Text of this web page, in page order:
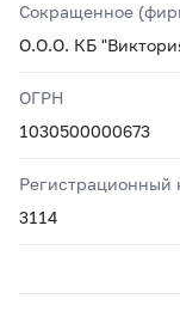
Сокращенное
О.О.О. КБ
ОГРН
1030500000673
Регистрационный
3114